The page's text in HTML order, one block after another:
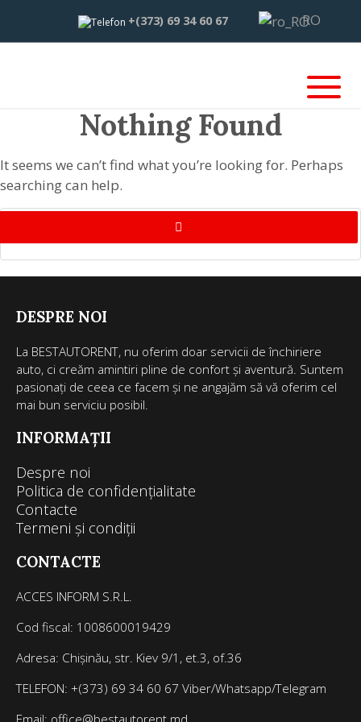
+(373) 69 34 60 67 RO
Nothing Found
It seems we can’t find what you’re looking for. Perhaps
searching can help.
DESPRE NOI
La BESTAUTORENT, nu oferim doar servicii de închiriere
auto, ci creăm amintiri pline de confort și aventură. Suntem
pasionați de ceea ce facem și ne angajăm să vă oferim cel
mai bun serviciu posibil.
INFORMAȚII
Despre noi
Politica de confidențialitate
Contacte
Termeni și condiții
CONTACTE
ACCES INFORM S.R.L.
Cod fiscal: 1008600019429
Adresa: Chișinău, str. Kiev 9/1, et.3, of.36
TELEFON: +(373) 69 34 60 67 Viber/Whatsapp/Telegram
Email: office@bestautorent.md